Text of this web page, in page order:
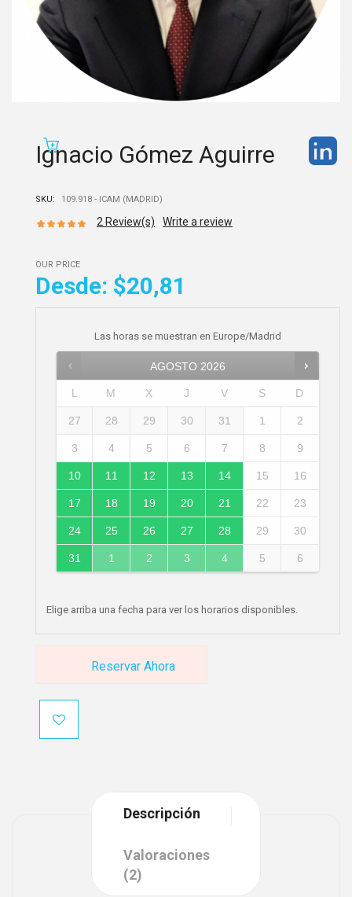
Ignacio Gómez Aguirre
SKU: 109.918 - ICAM (MADRID)
2 Review(s) Write a review
OUR PRICE
Desde: $20,81
Las horas se muestran en Europe/Madrid
AGOSTO 2026
L M X J V S D
27 28 29 30 31 1 2
3 4 5 6 7 8 9
10 11 12 13 14 15 16
17 18 19 20 21 22 23
24 25 26 27 28 29 30
31 1 2 3 4 5 6
Elige arriba una fecha para ver los horarios disponibles.
Reservar Ahora
Descripción
Valoraciones
(2)